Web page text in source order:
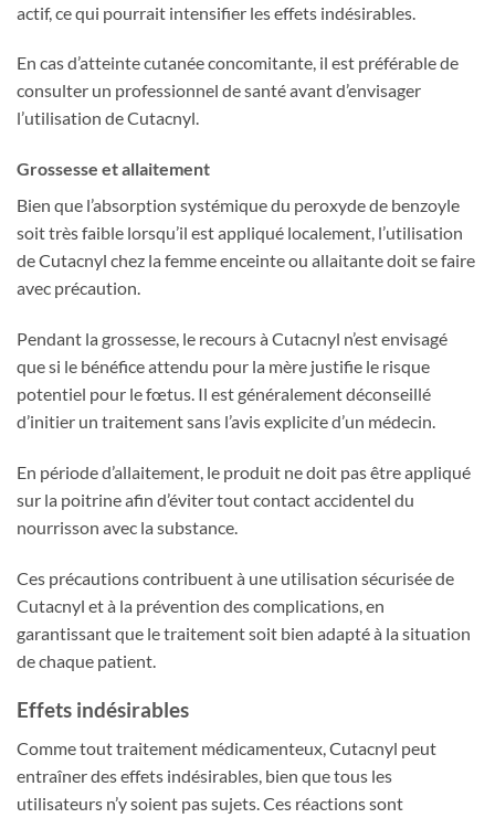
actif, ce qui pourrait intensifier les effets indésirables.
En cas d’atteinte cutanée concomitante, il est préférable de
consulter un professionnel de santé avant d’envisager
l’utilisation de Cutacnyl.
Grossesse et allaitement
Bien que l’absorption systémique du peroxyde de benzoyle
soit très faible lorsqu’il est appliqué localement, l’utilisation
de Cutacnyl chez la femme enceinte ou allaitante doit se faire
avec précaution.
Pendant la grossesse, le recours à Cutacnyl n’est envisagé
que si le bénéfice attendu pour la mère justifie le risque
potentiel pour le fœtus. Il est généralement déconseillé
d’initier un traitement sans l’avis explicite d’un médecin.
En période d’allaitement, le produit ne doit pas être appliqué
sur la poitrine afin d’éviter tout contact accidentel du
nourrisson avec la substance.
Ces précautions contribuent à une utilisation sécurisée de
Cutacnyl et à la prévention des complications, en
garantissant que le traitement soit bien adapté à la situation
de chaque patient.
Effets indésirables
Comme tout traitement médicamenteux, Cutacnyl peut
entraîner des effets indésirables, bien que tous les
utilisateurs n’y soient pas sujets. Ces réactions sont